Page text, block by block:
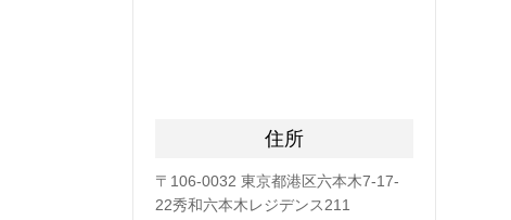
住所
〒106-0032 東京都港区六本木7-17-
22秀和六本木レジデンス211